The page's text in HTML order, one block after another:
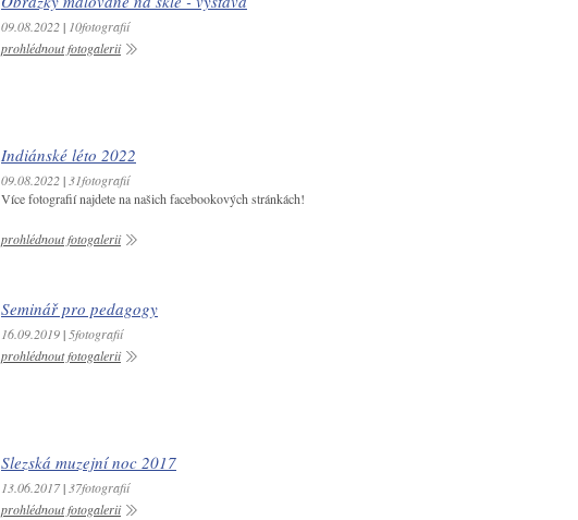
09.08.2022| 10fotografií
prohlédnout fotogalerii
Indiánské léto 2022
09.08.2022| 31fotografií
Více fotografií najdete na našich facebookových stránkách!
prohlédnout fotogalerii
Seminář pro pedagogy
16.09.2019| 5fotografií
prohlédnout fotogalerii
Slezská muzejní noc 2017
13.06.2017| 37fotografií
prohlédnout fotogalerii